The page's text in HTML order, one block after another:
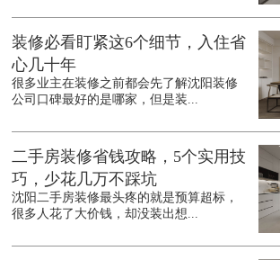
装修必看盯紧这6个细节，入住省
心几十年
很多业主在装修之前都会先了解沈阳装修
公司口碑最好的是哪家，但是装...
二手房装修省钱攻略，5个实用技
巧，少花几万不踩坑
沈阳二手房装修最头疼的就是预算超标，
很多人花了大价钱，却没装出想...